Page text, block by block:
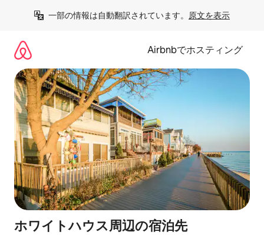
一部の情報は自動翻訳されています。 原文を表示
Airbnbでホスティング
ホワイトハウス⁠周⁠辺⁠の宿⁠泊⁠先